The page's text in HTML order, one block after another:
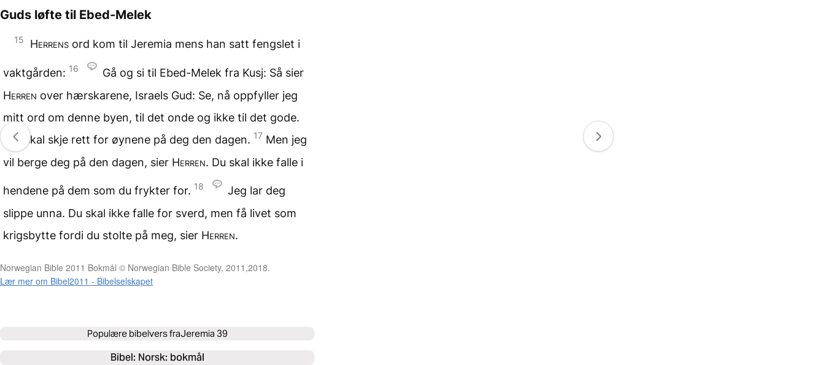
Guds løfte til Ebed-Melek
15 Herrens ord kom til Jeremia mens han satt fengslet i
vaktgården: 16
Gå og si til Ebed-Melek fra Kusj: Så sier
Herren over hærskarene, Israels Gud: Se, nå oppfyller jeg
mitt ord om denne byen, til det onde og ikke til det gode.
Det skal skje rett for øynene på deg den dagen. 17 Men jeg
vil berge deg på den dagen, sier Herren. Du skal ikke falle i
hendene på dem som du frykter for. 18
Jeg lar deg
slippe unna. Du skal ikke falle for sverd, men få livet som
krigsbytte fordi du stolte på meg, sier Herren.
Norwegian Bible 2011 Bokmål © Norwegian Bible Society, 2011,2018.
Lær mer om Bibel2011 - Bibelselskapet
Populære bibelvers fraJeremia 39
Bibel: Norsk: bokmål